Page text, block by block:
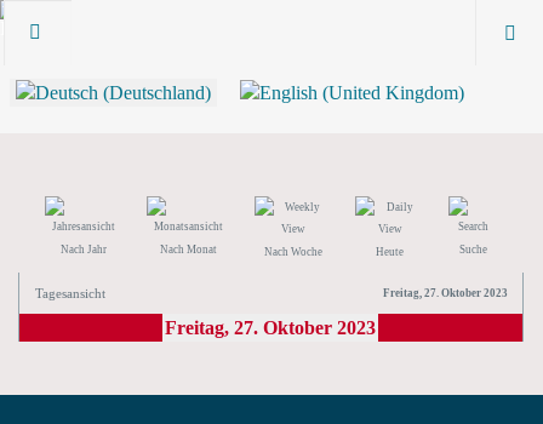
Nach Jahr Nach Monat Nach Woche Heute Suche
Tagesansicht Freitag, 27. Oktober 2023
Freitag, 27. Oktober 2023